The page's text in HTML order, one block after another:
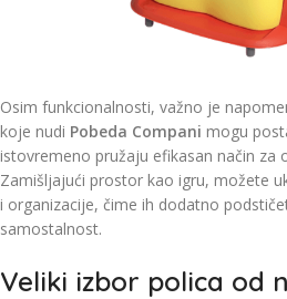
Osim funkcionalnosti, važno je
koje nudi Pobeda Compani mogu
istovremeno pružaju efikasan način za
Zamišljajući prostor kao igru, možete
i organizacije, čime ih dodatno
samostalnost.
Veliki izbor polica od